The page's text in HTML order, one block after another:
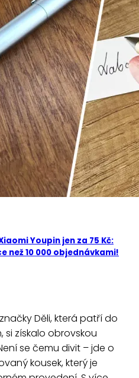
Youpin jen za 75 Kč:
než 10 000 objednávkami!
Děli, která patří do
si získalo obrovskou
se čemu divit – jde o
kousek, který je